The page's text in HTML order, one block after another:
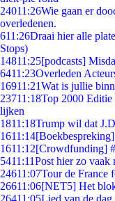
24011:26Wie gaan er
overledenen.
611:26Draai hier alle
Stops)
14811:25[podcasts]
6411:23Overleden
16911:21Wat is jullie
23711:18Top 2000
lijken
1811:18Trump wil dat
1611:14
1611:12[Crowdfunding]
5411:11Post hier zo vaak
24611:07Tour de France
26611:06[NET5] Het
26411:05Lied van de dag